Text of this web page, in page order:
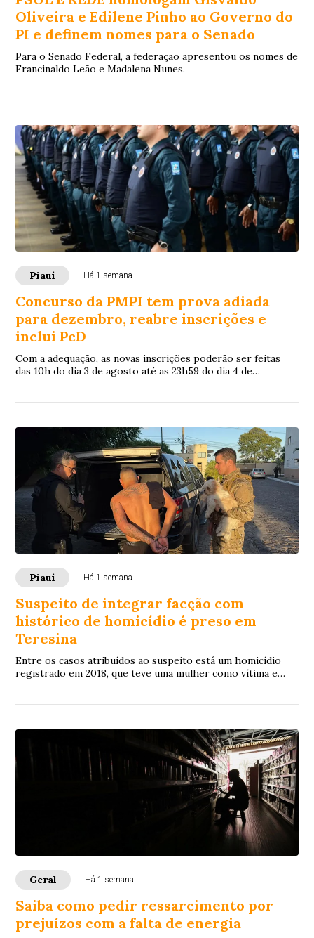
Oliveira e Edilene Pinho ao Governo do
PI e definem nomes para o Senado
Para o Senado Federal, a federação apresentou os nomes de
Francinaldo Leão e Madalena Nunes.
Piauí Há 1 semana
Concurso da PMPI tem prova adiada
para dezembro, reabre inscrições e
inclui PcD
Com a adequação, as novas inscrições poderão ser feitas
das 10h do dia 3 de agosto até as 23h59 do dia 4 de
Piauí Há 1 semana
Suspeito de integrar facção com
histórico de homicídio é preso em
Teresina
Entre os casos atribuídos ao suspeito está um homicídio
registrado em 2018, que teve uma mulher como vítima e
Geral Há 1 semana
Saiba como pedir ressarcimento por
prejuízos com a falta de energia